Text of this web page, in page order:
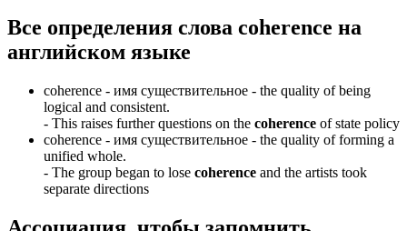
Все определения слова coherence на
английском языке
coherence - имя существительное - the quality of being
logical and consistent.
- This raises further questions on the coherence of state policy
coherence - имя существительное - the quality of forming a
unified whole.
- The group began to lose coherence and the artists took
separate directions